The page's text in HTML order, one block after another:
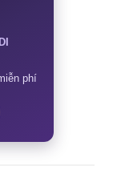
phí